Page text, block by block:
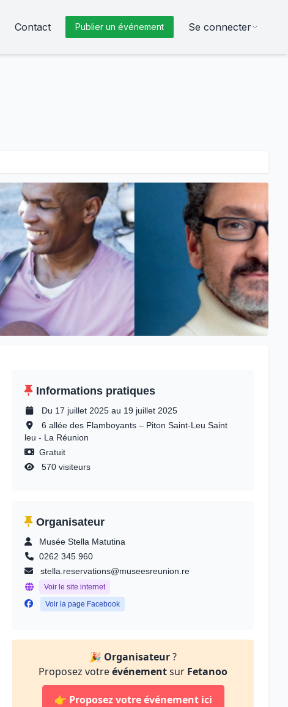
Contact Publier un événement Se connecter
Informations pratiques
Du 17 juillet 2025 au 19 juillet 2025
6 allée des Flamboyants – Piton Saint-Leu Saint
leu - La Réunion
Gratuit
570 visiteurs
Organisateur
Musée Stella Matutina
0262 345 960
stella.reservations@museesreunion.re
Voir le site internet
Voir la page Facebook
🎉 Organisateur?
Proposez votreévénementsur Fetanoo
👉 Proposez votre événement ici